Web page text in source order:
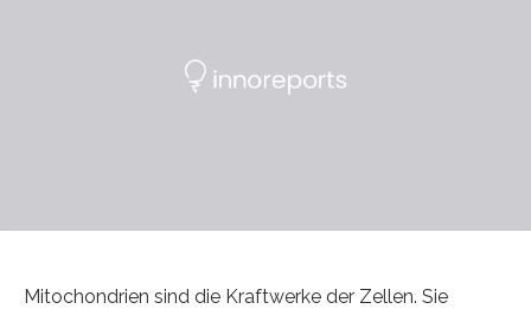
Mitochondrien sind die Kraftwerke der Zellen. Sie